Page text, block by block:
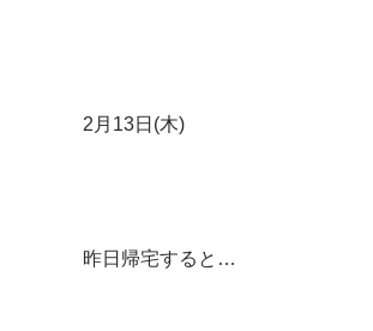
2月13日(木)
昨日帰宅すると…